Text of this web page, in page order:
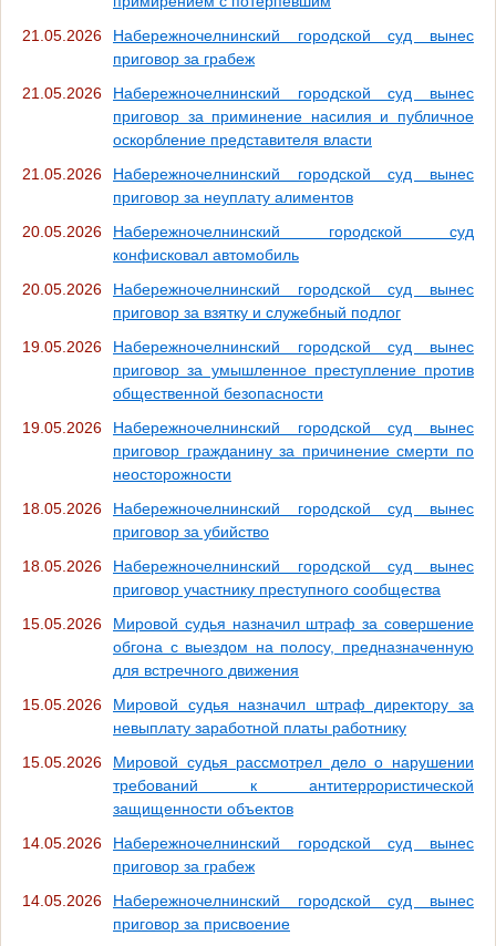
21.05.2026
Набережночелнинский городской суд вынес
приговор за грабеж
21.05.2026
Набережночелнинский городской суд вынес
приговор за приминение насилия и публичное
оскорбление представителя власти
21.05.2026
Набережночелнинский городской суд вынес
приговор за неуплату алиментов
20.05.2026
Набережночелнинский городской суд
конфисковал автомобиль
20.05.2026
Набережночелнинский городской суд вынес
приговор за взятку и служебный подлог
19.05.2026
Набережночелнинский городской суд вынес
приговор за умышленное преступление против
общественной безопасности
19.05.2026
Набережночелнинский городской суд вынес
приговор гражданину за причинение смерти по
неосторожности
18.05.2026
Набережночелнинский городской суд вынес
приговор за убийство
18.05.2026
Набережночелнинский городской суд вынес
приговор участнику преступного сообщества
15.05.2026
Мировой судья назначил штраф за совершение
обгона с выездом на полосу, предназначенную
для встречного движения
15.05.2026
Мировой судья назначил штраф директору за
невыплату заработной платы работнику
15.05.2026
Мировой судья рассмотрел дело о нарушении
требований к антитеррористической
защищенности объектов
14.05.2026
Набережночелнинский городской суд вынес
приговор за грабеж
14.05.2026
Набережночелнинский городской суд вынес
приговор за присвоение